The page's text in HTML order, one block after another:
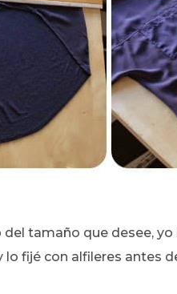
tamaño que desee,
lo fijé con alfileres antes